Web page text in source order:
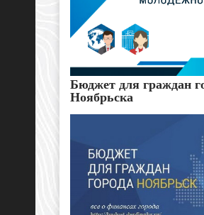
Бюджет для граждан
Ноябрьска